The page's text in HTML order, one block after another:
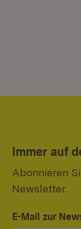
Immer auf
Abonnieren
Newsletter.
E-Mail zur